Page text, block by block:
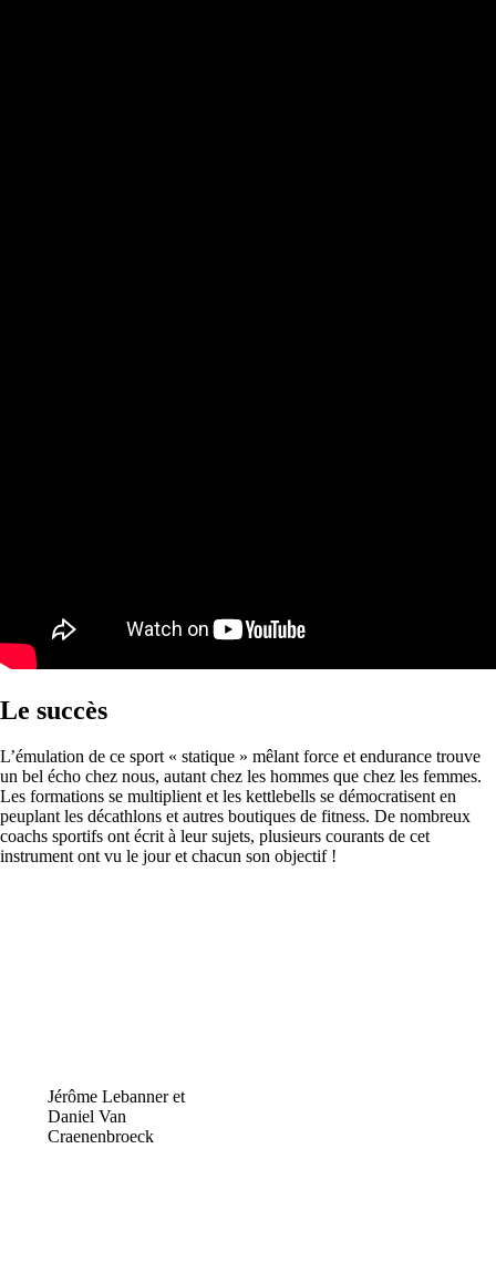
Le succès
L’émulation de ce sport « statique » mêlant force et endurance trouve
un bel écho chez nous, autant chez les hommes que chez les femmes.
Les formations se multiplient et les kettlebells se démocratisent en
peuplant les décathlons et autres boutiques de fitness. De nombreux
coachs sportifs ont écrit à leur sujets, plusieurs courants de cet
instrument ont vu le jour et chacun son objectif !
Jérôme Lebanner et
Daniel Van
Craenenbroeck